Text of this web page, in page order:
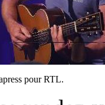
pour RTL.